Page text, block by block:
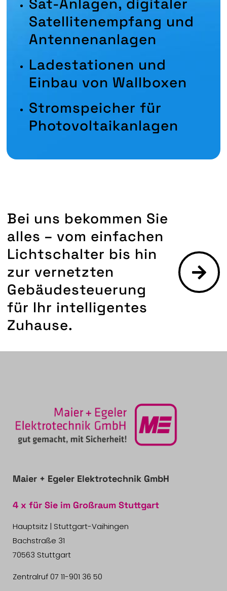
Sat-Anlagen, digitaler
Satellitenempfang und
Antennenanlagen
Ladestationen und
Einbau von Wallboxen
Stromspeicher für
Photovoltaikanlagen
Bei uns bekommen Sie
alles – vom einfachen
Lichtschalter bis hin
zur vernetzten
Gebäudesteuerung
für Ihr intelligentes
Zuhause.
Maier + Egeler Elektrotechnik GmbH
4 x für Sie im Großraum Stuttgart
Hauptsitz | Stuttgart-Vaihingen
Bachstraße 31
70563 Stuttgart
Zentralruf 07 11-901 36 50